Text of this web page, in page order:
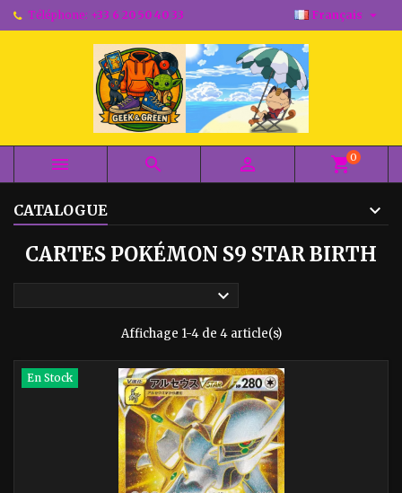
Téléphone: +33 6 20 50 40 33 Français 
   shopping_cart0
CATALOGUE
CARTES POKÉMON S9 STAR BIRTH

Affichage 1-4 de 4 article(s)
En Stock